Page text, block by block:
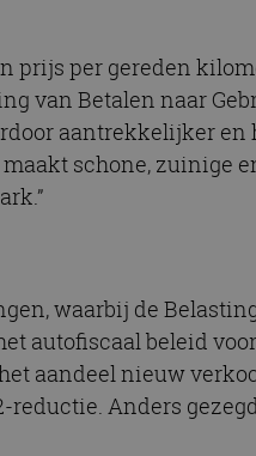
prijs per gereden
van Betalen naar
aantrekkelijker en
schone, zuinige
waarbij de
autofiscaal beleid
aandeel nieuw
Anders
- wat een
van
te onderscheiden
klant-ID. Het is
om
de
leveren, zoals
uit over hoe